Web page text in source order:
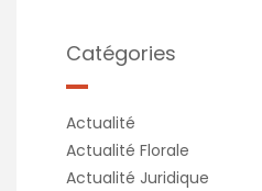
Catégories
Actualité
Actualité Florale
Actualité Juridique